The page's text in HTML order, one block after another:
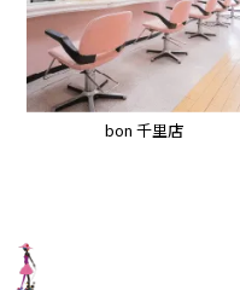
bon 千里店